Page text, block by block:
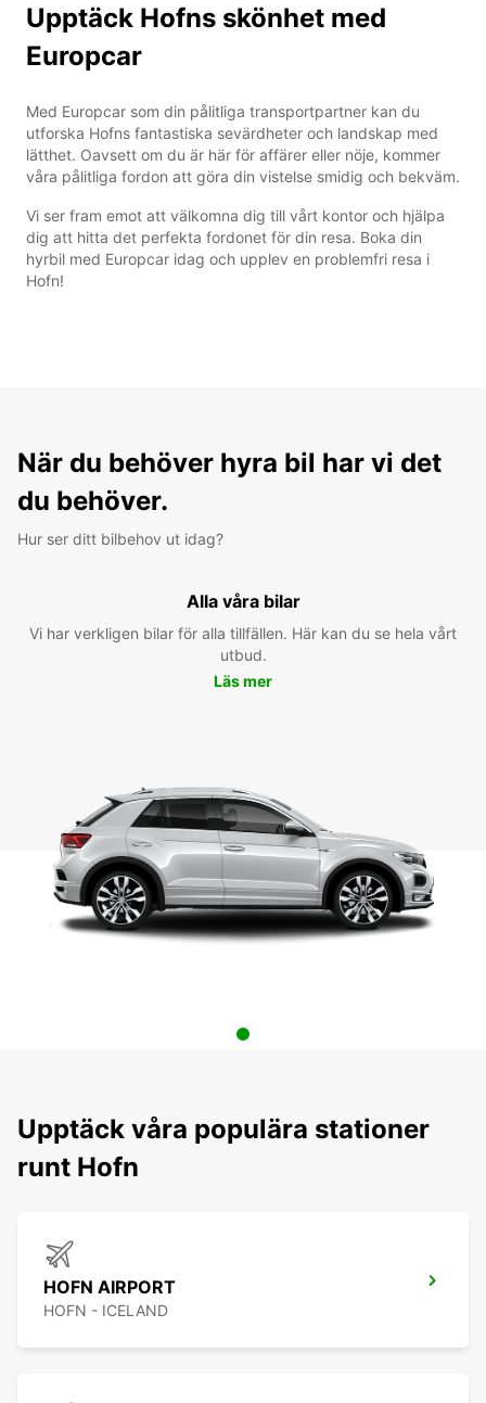
Upptäck Hofns skönhet med
Europcar
Med Europcar som din pålitliga transportpartner kan du
utforska Hofns fantastiska sevärdheter och landskap med
lätthet. Oavsett om du är här för affärer eller nöje, kommer
våra pålitliga fordon att göra din vistelse smidig och bekväm.
Vi ser fram emot att välkomna dig till vårt kontor och hjälpa
dig att hitta det perfekta fordonet för din resa. Boka din
hyrbil med Europcar idag och upplev en problemfri resa i
Hofn!
När du behöver hyra bil har vi det
du behöver.
Hur ser ditt bilbehov ut idag?
Alla våra bilar
Vi har verkligen bilar för alla tillfällen. Här kan du se hela vårt
utbud.
Läs mer
Upptäck våra populära stationer
runt Hofn
HOFN AIRPORT
HOFN - ICELAND